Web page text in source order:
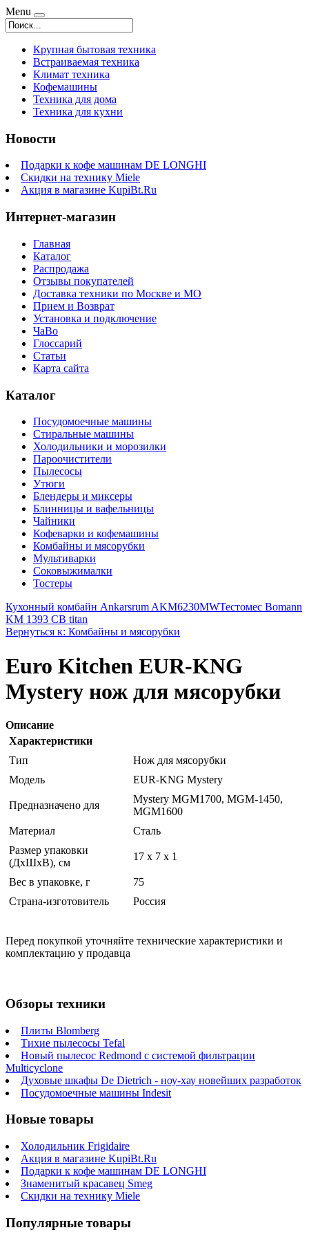
Menu
Крупная бытовая техника
Встраиваемая техника
Климат техника
Кофемашины
Техника для дома
Техника для кухни
Новости
Подарки к кофе машинам DE LONGHI
Скидки на технику Miele
Акция в магазине KupiBt.Ru
Интернет-магазин
Главная
Каталог
Распродажа
Отзывы покупателей
Доставка техники по Москве и МО
Прием и Возврат
Установка и подключение
ЧаВо
Глоссарий
Статьи
Карта сайта
Каталог
Посудомоечные машины
Стиральные машины
Холодильники и морозилки
Пароочистители
Пылесосы
Утюги
Блендеры и миксеры
Блинницы и вафельницы
Чайники
Кофеварки и кофемашины
Комбайны и мясорубки
Мультиварки
Соковыжималки
Тостеры
Кухонный комбайн Ankarsrum AKM6230MWТестомес Bomann
KM 1393 CB titan
Вернуться к: Комбайны и мясорубки
Euro Kitchen EUR-KNG
Mystery нож для мясорубки
Описание
Характеристики
Тип
Нож для мясорубки
Модель
EUR-KNG Mystery
Предназначено для
Mystery MGM1700, MGM-1450,
MGM1600
Материал
Сталь
Размер упаковки
(ДхШхВ), см
17 x 7 x 1
Вес в упаковке, г
75
Страна-изготовитель
Россия
Перед покупкой уточняйте технические характеристики и
комплектацию у продавца
Обзоры техники
Плиты Blomberg
Тихие пылесосы Tefal
Новый пылесос Redmond с системой фильтрации
Multicyclone
Духовые шкафы De Dietrich - ноу-хау новейших разработок
Посудомоечные машины Indesit
Новые товары
Холодильник Frigidaire
Акция в магазине KupiBt.Ru
Подарки к кофе машинам DE LONGHI
Знаменитый красавец Smeg
Скидки на технику Miele
Популярные товары